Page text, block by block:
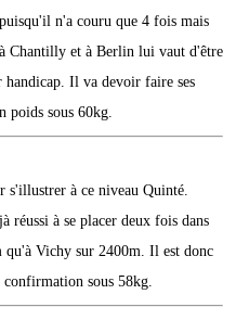
n'a couru que 4 fois mais
Chantilly et à Berlin lui vaut d'être
Il va devoir faire ses
poids sous 60kg.
s'illustrer à ce niveau Quinté.
réussi à se placer deux fois dans
qu'à Vichy sur 2400m. Il est donc
sous 58kg.